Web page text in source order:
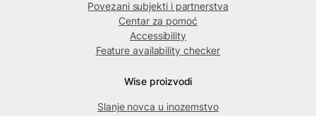
Povezani subjekti i partnerstva
Centar za pomoć
Accessibility
Feature availability checker
Wise proizvodi
Slanje novca u inozemstvo